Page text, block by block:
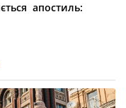
апостиль: